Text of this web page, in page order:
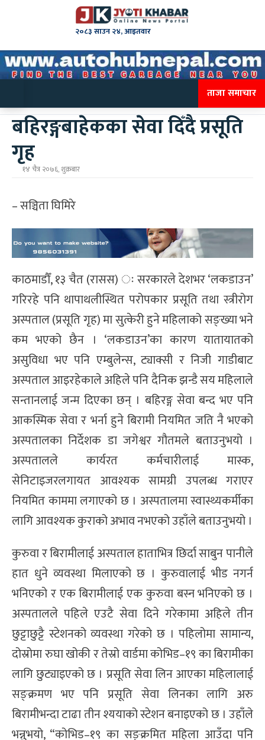
२०८३ साउन २४, आइतवार
ताजा समाचार
बहिरङ्गबाहेकका सेवा दिँदै प्रसूति
गृह१४ चैत्र २०७६, शुक्रबार
– सञ्चिता घिमिरे
काठमाडौँ, १३ चैत (रासस) ः सरकारले देशभर ‘लकडाउन’
गरिरहे पनि थापाथलीस्थित परोपकार प्रसूति तथा स्त्रीरोग
अस्पताल (प्रसूति गृह) मा सुत्केरी हुने महिलाको सङ्ख्या भने
कम भएको छैन । ‘लकडाउन’का कारण यातायातको
असुविधा भए पनि एम्बुलेन्स, ट्याक्सी र निजी गाडीबाट
अस्पताल आइरहेकाले अहिले पनि दैनिक झन्डै सय महिलाले
सन्तानलाई जन्म दिएका छन् । बहिरङ्ग सेवा बन्द भए पनि
आकस्मिक सेवा र भर्ना हुने बिरामी नियमित जति नै भएको
अस्पतालका निर्देशक डा जगेश्वर गौतमले बताउनुभयो ।
अस्पतालले कार्यरत कर्मचारीलाई मास्क,
सेनिटाइजरलगायत आवश्यक सामग्री उपलब्ध गराएर
नियमित काममा लगाएको छ । अस्पतालमा स्वास्थ्यकर्मीका
लागि आवश्यक कुराको अभाव नभएको उहाँले बताउनुभयो ।
कुरुवा र बिरामीलाई अस्पताल हाताभित्र छिर्दा साबुन पानीले
हात धुने व्यवस्था मिलाएको छ । कुरुवालाई भीड नगर्न
भनिएको र एक बिरामीलाई एक कुरुवा बस्न भनिएको छ ।
अस्पतालले पहिले एउटै सेवा दिने गरेकामा अहिले तीन
छुट्टाछुट्टै स्टेशनको व्यवस्था गरेको छ । पहिलोमा सामान्य,
दोस्रोमा रुघा खोकी र तेस्रो वार्डमा कोभिड–१९ का बिरामीका
लागि छुट्याइएको छ । प्रसूति सेवा लिन आएका महिलालाई
सङ्क्रमण भए पनि प्रसूति सेवा लिनका लागि अरु
बिरामीभन्दा टाढा तीन श्ययाको स्टेशन बनाइएको छ । उहाँले
भन्नुभयो, “कोभिड–१९ का सङ्क्रमित महिला आउँदा पनि